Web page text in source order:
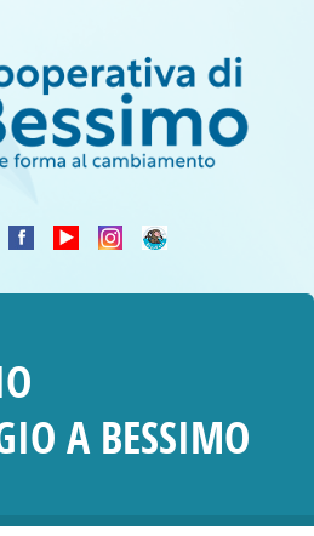
A BESSIMO